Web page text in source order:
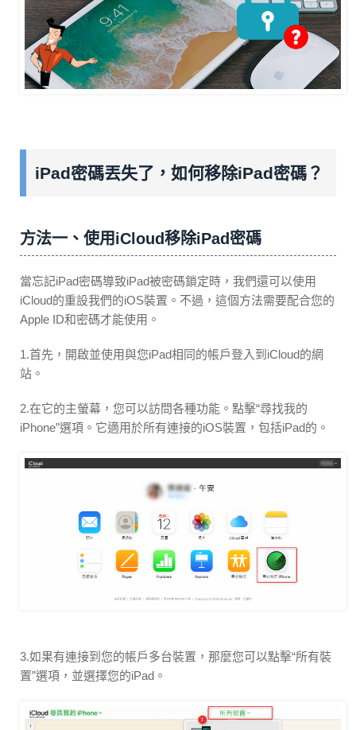
iPad密碼丟失了，如何移除iPad密碼？
方法一、使用iCloud移除iPad密碼
當忘記iPad密碼導致iPad被密碼鎖定時，我們還可以使用
iCloud的重設我們的iOS裝置。不過，這個方法需要配合您的
Apple ID和密碼才能使用。
1.首先，開啟並使用與您iPad相同的帳戶登入到iCloud的網
站。
2.在它的主螢幕，您可以訪問各種功能。點擊“尋找我的
iPhone”選項。它適用於所有連接的iOS裝置，包括iPad的。
3.如果有連接到您的帳戶多台裝置，那麼您可以點擊“所有裝
置”選項，並選擇您的iPad。